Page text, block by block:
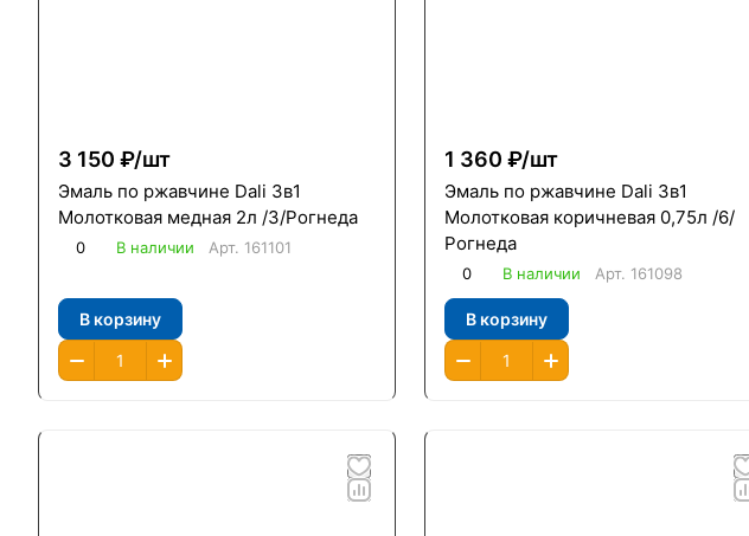
3 150 ₽/шт
Эмаль по ржавчине Dali 3в1
Молотковая медная 2л /3/Рогнеда
0 В наличии Арт. 161101
В корзину
1 360 ₽/шт
Эмаль по ржавчине Dali 3в1
Молотковая коричневая 0,75л /6/
Рогнеда
0 В наличии Арт. 161098
В корзину